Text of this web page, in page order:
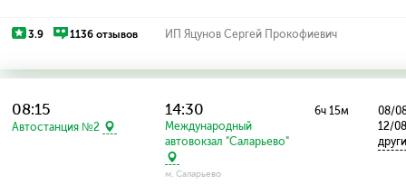
3.9 1136 отзывов ИП Яцунов Сергей Прокофиевич
08:15
Автостанция №2
14:30
Международный
автовокзал "Саларьево"
м. Саларьево
6ч 15м
08/
12/